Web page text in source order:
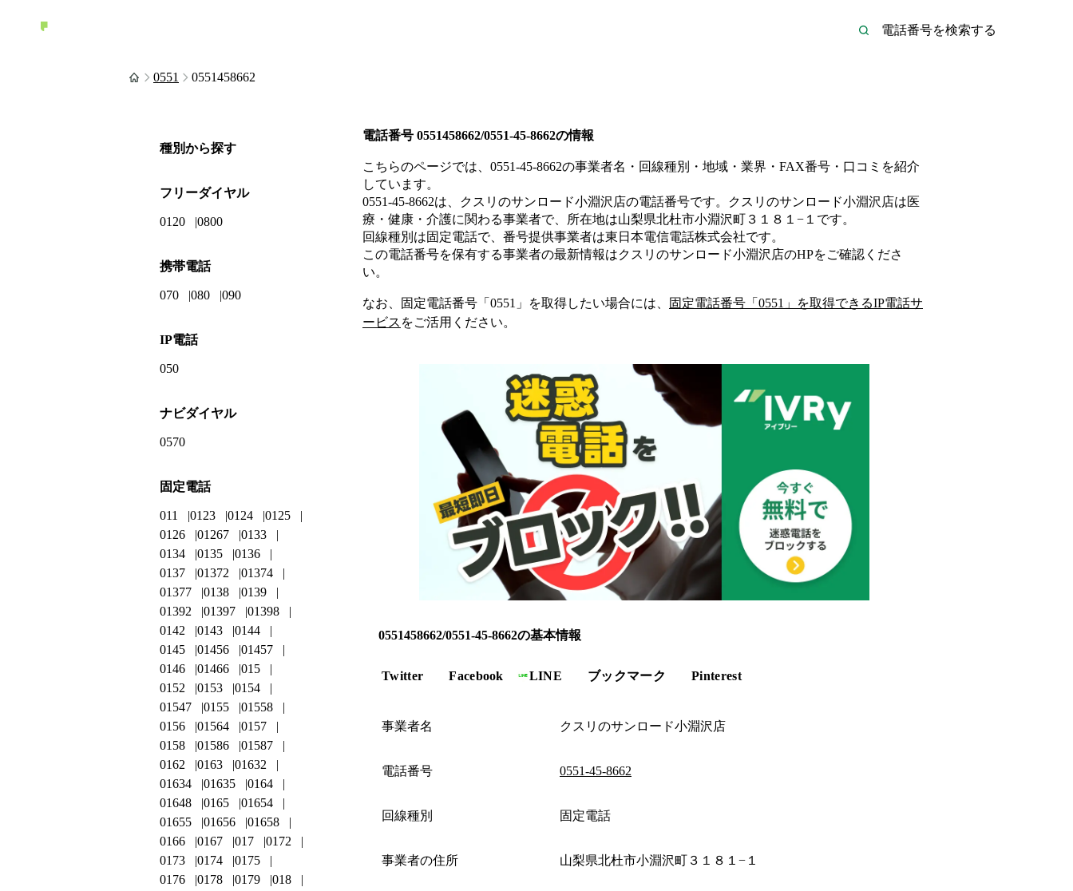
0551 0551458662
電話番号 0551458662/0551-45-8662の情報
こちらのページでは、 0551-45-8662の事業者名・回線種別・地域・業界・FAX番号・口コミを紹介
しています。
0551-45-8662は、 クスリのサンロード小淵沢店の電話番号です。 クスリのサンロード小淵沢店は医
療・健康・介護に関わる事業者で、所在地は山梨県北杜市小淵沢町３１８１−１ です。
回線種別は固定電話で、番号提供事業者は東日本電信電話株式会社です。
この電話番号を保有する事業者の最新情報はクスリのサンロード小淵沢店のHPをご確認くださ
い。
なお、固定電話番号「 0551 」を取得したい場合には、 固定電話番号「 0551 」を取得できるIP電話サ
ービス をご活用ください。
0551458662/0551-45-8662の基本情報
Twitter Facebook LINE ブックマーク Pinterest
事業者名 クスリのサンロード小淵沢店
電話番号 0551-45-8662
回線種別 固定電話
事業者の住所 山梨県北杜市小淵沢町３１８１−１
種別から探す
フリーダイヤル
0120 0800
携帯電話
070 080 090
IP電話
050
ナビダイヤル
0570
固定電話
011 0123 0124
0125
0126
01267
0133
0134
0135
0136
0137
01372
01374
01377
0138
0139
01392
01397
01398
0142
0143
0144
0145
01456
01457
0146
01466
015
0152
0153
0154
01547
0155
01558
0156
01564
0157
0158
01586
01587
0162
0163
01632
01634
01635
0164
01648
0165
01654
01655
01656
01658
0166
0167 017
0172
0173
0174
0175
0176
0178 0179
018